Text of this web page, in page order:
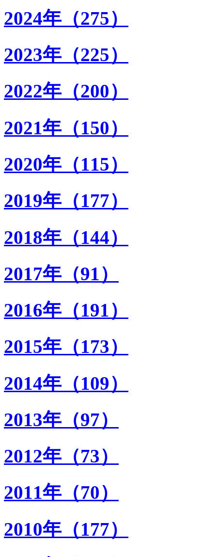
2024年（275）
2023年（225）
2022年（200）
2021年（150）
2020年（115）
2019年（177）
2018年（144）
2017年（91）
2016年（191）
2015年（173）
2014年（109）
2013年（97）
2012年（73）
2011年（70）
2010年（177）